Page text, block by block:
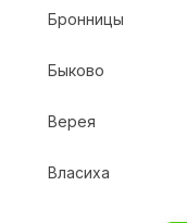
Бронницы
Быково
Верея
Власиха